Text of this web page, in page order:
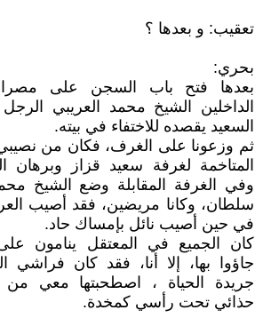
تعقيب: و بعدها ؟
بحري:
بعدها فتح باب السجن على
الداخلين الشيخ محمد العريبي
السعيد يقصده للاختفاء في بيته.
المتاخمة لغرفة سعيد قزاز وبرهان
وفي الغرفة المقابلة وضع الشيخ
سلطان، وكانا مريضين، فقد أصيب
في حين أصيب نائل بإمساك حاد.
كان الجميع في المعتقل ينامون
جاؤوا بها، إلا أنا، فقد كان
جريدة الحياة ، اصطحبتها معي
حذائي تحت رأسي كمخدة.